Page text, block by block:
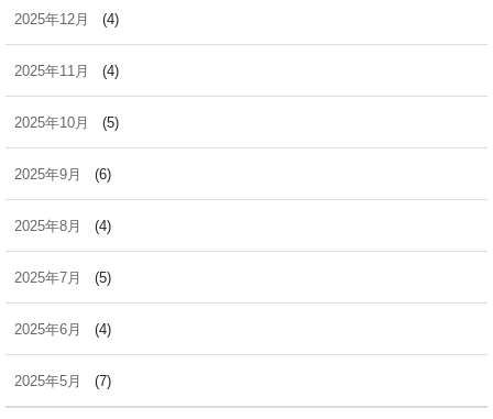
2025年12月 (4)
2025年11月 (4)
2025年10月 (5)
2025年9月 (6)
2025年8月 (4)
2025年7月 (5)
2025年6月 (4)
2025年5月 (7)